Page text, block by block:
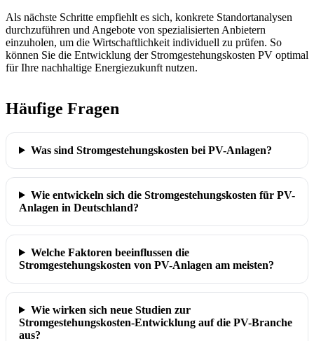
Als nächste Schritte empfiehlt es sich, konkrete Standortanalysen
durchzuführen und Angebote von spezialisierten Anbietern
einzuholen, um die Wirtschaftlichkeit individuell zu prüfen. So
können Sie die Entwicklung der Stromgestehungskosten PV optimal
für Ihre nachhaltige Energiezukunft nutzen.
Häufige Fragen
Was sind Stromgestehungskosten bei PV-Anlagen?
Wie entwickeln sich die Stromgestehungskosten für PV-
Anlagen in Deutschland?
Welche Faktoren beeinflussen die
Stromgestehungskosten von PV-Anlagen am meisten?
Wie wirken sich neue Studien zur
Stromgestehungskosten-Entwicklung auf die PV-Branche
aus?